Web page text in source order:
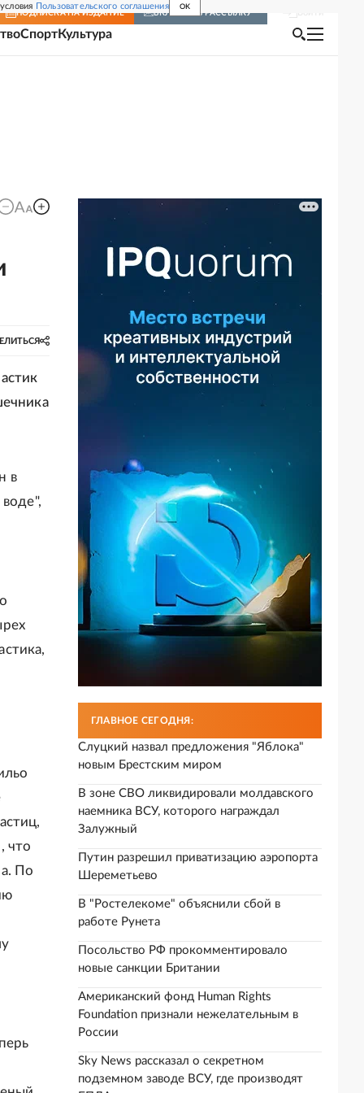
Пользовательского соглашения OK
ПОДПИСКА НА ИЗДАНИЕ ВКЛЮЧИТЬ РАССЫЛКУ
СпортКультура
в
что
По
ГЛАВНОЕ СЕГОДНЯ:
Слуцкий назвал предложения "Яблока"
новым Брестским миром
В зоне СВО ликвидировали молдавского
наемника ВСУ, которого награждал
Залужный
Путин разрешил приватизацию аэропорта
Шереметьево
В "Ростелекоме" объяснили сбой в
работе Рунета
Посольство РФ прокомментировало
новые санкции Британии
Американский фонд Human Rights
Foundation признали нежелательным в
России
Sky News рассказал о секретном
подземном заводе ВСУ, где производят